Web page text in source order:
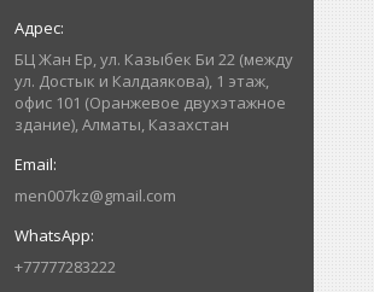
БЦ Жан Ер, ул. Казыбек Би 22 (между
ул. Достык и Калдаякова), 1 этаж,
офис 101 (Оранжевое двухэтажное
здание), Алматы, Казахстан
men007kz@gmail.com
+77777283222